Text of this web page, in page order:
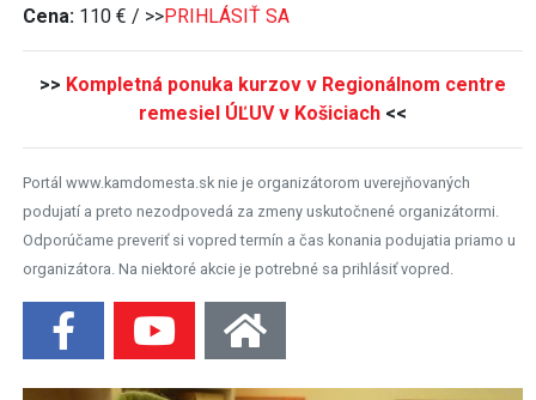
Cena: 110 € / >>PRIHLÁSIŤ SA
>> Kompletná ponuka kurzov v Regionálnom centre
remesiel ÚĽUV v Košiciach <<
Portál www.kamdomesta.sk nie je organizátorom uverejňovaných
podujatí a preto nezodpovedá za zmeny uskutočnené organizátormi.
Odporúčame preveriť si vopred termín a čas konania podujatia priamo u
organizátora. Na niektoré akcie je potrebné sa prihlásiť vopred.